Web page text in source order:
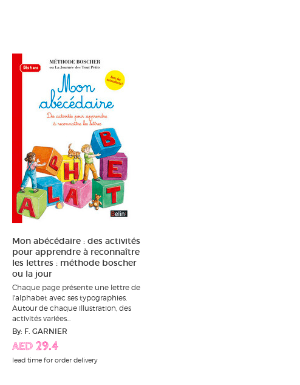
Mon abécédaire : des activités
pour apprendre à reconnaître
les lettres : méthode boscher
ou la jour
Chaque page présente une lettre de
l'alphabet avec ses typographies.
Autour de chaque illustration, des
activités variées...
By: F. GARNIER
AED 29.4
lead time for order delivery